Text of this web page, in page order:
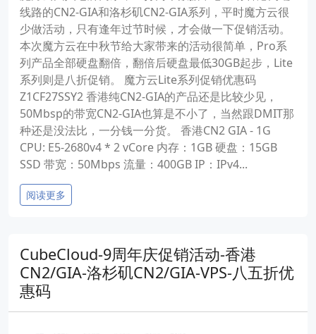
线路的CN2-GIA和洛杉矶CN2-GIA系列，平时魔方云很
少做活动，只有逢年过节时候，才会做一下促销活动。
本次魔方云在中秋节给大家带来的活动很简单，Pro系
列产品全部硬盘翻倍，翻倍后硬盘最低30GB起步，Lite
系列则是八折促销。 魔方云Lite系列促销优惠码
Z1CF27SSY2 香港纯CN2-GIA的产品还是比较少见，
50Mbsp的带宽CN2-GIA也算是不小了，当然跟DMIT那
种还是没法比，一分钱一分货。 香港CN2 GIA - 1G
CPU: E5-2680v4 * 2 vCore 内存：1GB 硬盘：15GB
SSD 带宽：50Mbps 流量：400GB IP：IPv4...
阅读更多
CubeCloud-9周年庆促销活动-香港
CN2/GIA-洛杉矶CN2/GIA-VPS-八五折优
惠码